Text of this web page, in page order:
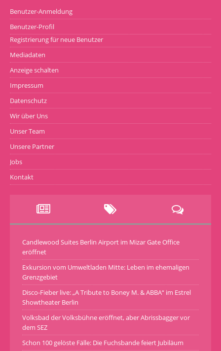
Benutzer-Anmeldung
Benutzer-Profil
Registrierung für neue Benutzer
Mediadaten
Anzeige schalten
Impressum
Datenschutz
Wir über Uns
Unser Team
Unsere Partner
Jobs
Kontakt
Candlewood Suites Berlin Airport im Mizar Gate Office
eröffnet
Exkursion vom Umweltladen Mitte: Leben im ehemaligen
Grenzgebiet
Disco-Fieber live: „A Tribute to Boney M. & ABBA“ im Estrel
Showtheater Berlin
Volksbad der Volksbühne eröffnet, aber Abrissbagger vor
dem SEZ
Schon 100 gelöste Fälle: Die Fuchsbande feiert Jubiläum